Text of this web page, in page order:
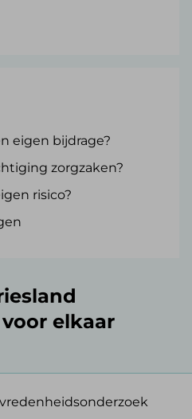
eigen bijdrage?
zorgzaken?
risico?
elkaar